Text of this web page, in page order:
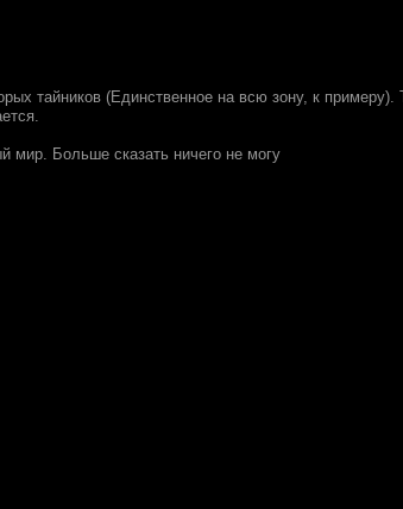
тайников (Единственное на всю зону, к
мир. Больше сказать ничего не могу